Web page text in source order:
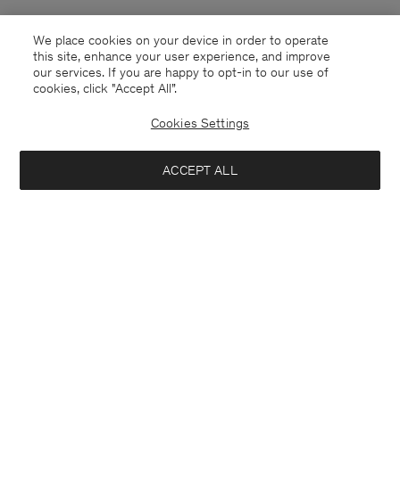
We place cookies on your device in order to operate
this site, enhance your user experience, and improve
our services. If you are happy to opt-in to our use of
cookies, click "Accept All”.
Cookies Settings
ACCEPT ALL